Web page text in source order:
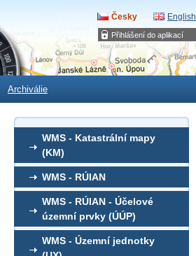
Přihlášení do aplikací
Česky English
Archiválie
WMS - Katastrální mapy
(KM)
WMS - RÚIAN
WMS - RÚIAN - Účelové
územní prvky (ÚÚP)
WMS - Územní jednotky